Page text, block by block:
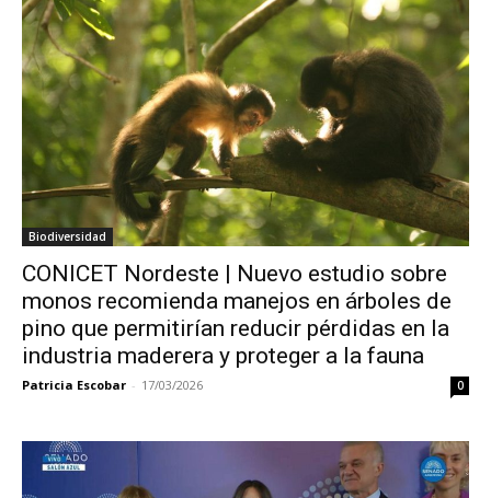
Biodiversidad
CONICET Nordeste | Nuevo estudio sobre
monos recomienda manejos en árboles de
pino que permitirían reducir pérdidas en la
industria maderera y proteger a la fauna
Patricia Escobar - 17/03/2026 0